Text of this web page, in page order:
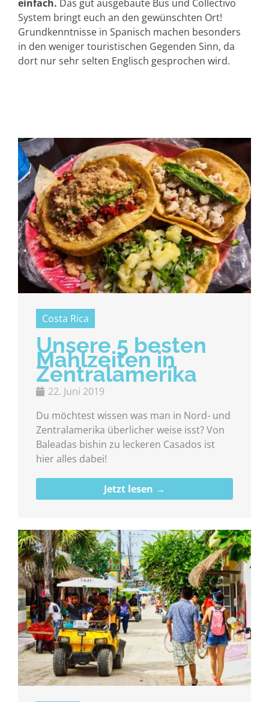
einfach. Das gut ausgebaute Bus und Collectivo
System bringt euch an den gewünschten Ort!
Grundkenntnisse in Spanisch machen besonders
in den weniger touristischen Gegenden Sinn, da
dort nur sehr selten Englisch gesprochen wird.
Costa Rica
Unsere 5 besten
Mahlzeiten in
Zentralamerika
22. Juni 2019
Du möchtest wissen was man in Nord- und
Zentralamerika überlicher weise isst? Von
Baleadas bishin zu leckeren Casados ist
hier alles dabei!
Jetzt lesen →